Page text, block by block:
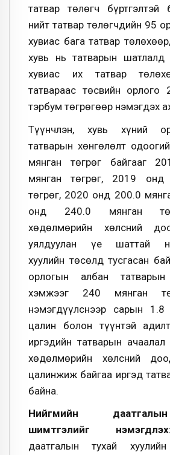
татвар төлөгч бүртгэлтэй
нийт татвар төлөгчдийн 95
хувиас бага татвар
хувь нь татварын
хувиас их татвар
татвараас төсвийн
тэрбум төгрөгөөр нэмэгдэх
Түүнчлэн, хувь хүний
татварын хөнгөлөлт
мянган төгрөг байгааг
мянган төгрөг, 2019 онд
төгрөг, 2020 онд 200.0
онд 240.0 мянган
хөдөлмөрийн хөлсний
уялдуулан үе шаттай
хуулийн төсөлд тусгасан
орлогын албан татварын
хэмжээг 240 мянган
нэмэгдүүлснээр сарын 1.8
цалин болон түүнтэй
иргэдийн татварын
хөдөлмөрийн хөлсний
цалинжиж байгаа иргэд
байна.
Нийгмийн
шимтгэлийг
даатгалын тухай